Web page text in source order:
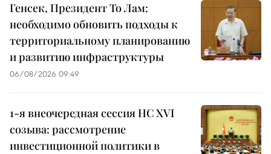
Генсек, Президент То Лам:
необходимо обновить подходы к
территориальному планированию
и развитию инфраструктуры
06/08/2026 09:49
1-я внеочередная сессия НС XVI
созыва: рассмотрение
инвестиционной политики в